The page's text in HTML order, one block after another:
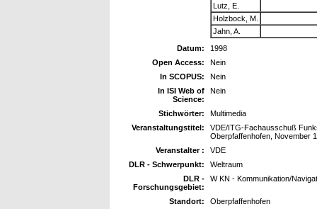
Lutz, E.
Holzbock, M.
Jahn, A.
Datum:
1998
Open Access:
Nein
In SCOPUS:
Nein
In ISI Web of
Science:
Nein
Stichwörter:
Multimedia
Veranstaltungstitel:
VDE/ITG-Fachausschuß
Oberpfaffenhofen, November
Veranstalter :
VDE
DLR - Schwerpunkt:
Weltraum
DLR -
Forschungsgebiet:
W KN - Kommunikation/
Standort:
Oberpfaffenhofen